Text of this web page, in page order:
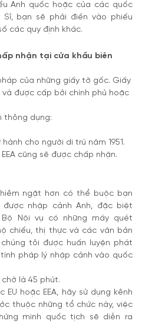
Anh quốc hoặc của các quốc
Sĩ, bạn sẽ phải điền vào phiếu
các quy định khác.
nhận tại cửa khẩu biên
của những giấy tờ gốc. Giấy
được cấp bởi chính phủ hoặc
thông dụng:
cho người di trú năm 1951.
cũng sẽ được chấp nhận.
ngặt hơn có thể buộc bạn
nhập cảnh Anh, đặc biệt
Nội vụ có những máy quét
chiếu, thị thực và các văn bản
tôi được huấn luyện phát
pháp lý nhập cảnh vào quốc
là 45 phút.
hoặc EEA, hãy sử dụng kênh
thuộc những tổ chức này, việc
minh quốc tịch sẽ diễn ra